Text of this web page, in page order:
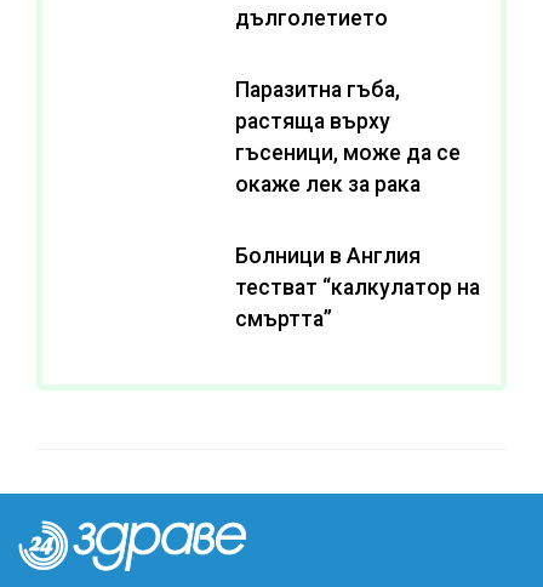
дълголетието
Паразитна гъба,
растяща върху
гъсеници, може да се
окаже лек за рака
Болници в Англия
тестват “калкулатор на
смъртта”